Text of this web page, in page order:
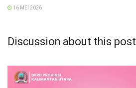
16 MEI 2026
Discussion about this post